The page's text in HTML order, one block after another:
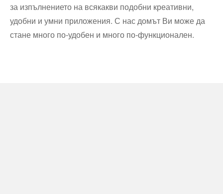
за изпълнението на всякакви подобни креативни,
удобни и умни приложения. С нас домът Ви може да
стане много по-удобен и много по-функционален.